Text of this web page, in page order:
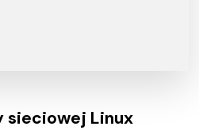
sieciowej Linux